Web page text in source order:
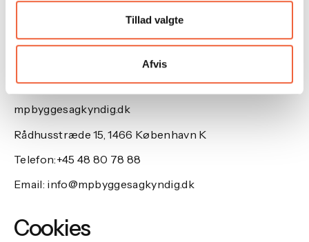
Tillad valgte
Afvis
vores behandling af dine personoplysninger, har du
også mulighed for at tage kontakt til Datatilsynet.
Websitet ejes og publiceres af:
mpbyggesagkyndig.dk
Rådhusstræde 15, 1466 København K
Telefon:+45 48 80 78 88
Email: info@mpbyggesagkyndig.dk
Cookies